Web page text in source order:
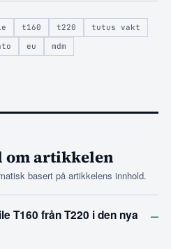
t160 t220
tutus vakt
eu mdm
om artikkelen
basert på artikkelens innhold.
T160 från T220 i den nya
–